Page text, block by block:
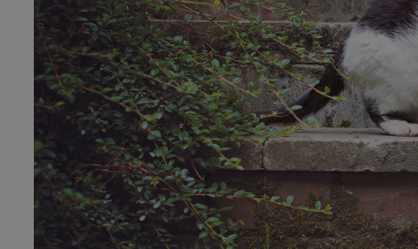
euds
.rfihub.com
VISITOR_PRIVACY_METADATA
YouTube
.youtube.com
CookieScriptConsent
CookieScript
sosnowiecki.pl
__cf_bm
Cloudflare
.temu.com
__cf_bm
Cloudflare
Google Privacy Policy